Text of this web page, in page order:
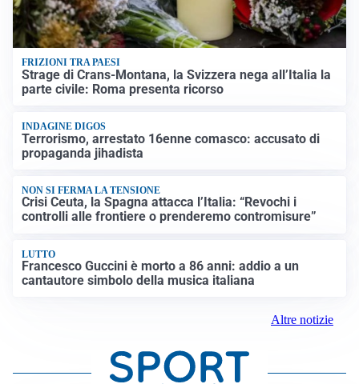
FRIZIONI TRA PAESI
Strage di Crans-Montana, la Svizzera nega all’Italia la
parte civile: Roma presenta ricorso
INDAGINE DIGOS
Terrorismo, arrestato 16enne comasco: accusato di
propaganda jihadista
NON SI FERMA LA TENSIONE
Crisi Ceuta, la Spagna attacca l’Italia: “Revochi i
controlli alle frontiere o prenderemo contromisure”
LUTTO
Francesco Guccini è morto a 86 anni: addio a un
cantautore simbolo della musica italiana
Altre notizie